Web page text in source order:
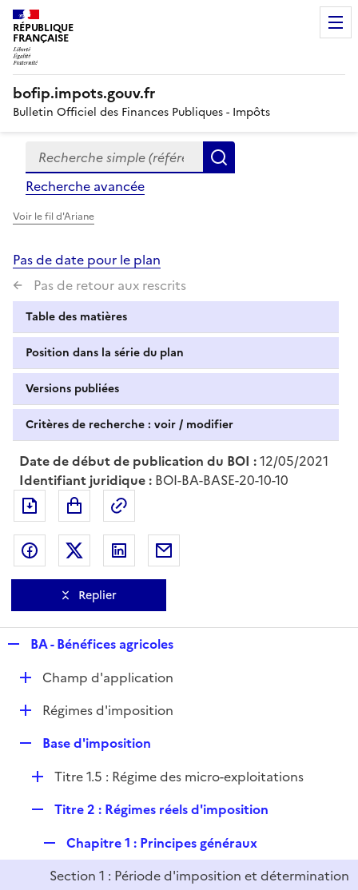
RÉPUBLIQUE
FRANÇAISE
bofip.impots.gouv.fr
Bulletin Officiel des Finances Publiques - Impôts
Formulaire
de
recherche
Recherche simple (références, mots clés, partie du
Recherche avancée
Voir le fil d'Ariane
Pas de date pour le plan
Pas de retour aux rescrits
Table des matières
Position dans la série du plan
Versions publiées
Critères de recherche : voir / modifier
Date de début de publication du BOI :12/05/2021
Identifiant juridique : BOI-BA-BASE-20-10-10
Exporter le document au format pdf
Partager sur Facebook
Partager sur Twitter
Partager sur LinkedIn
Replier
p
l
i
e
BA - Bénéfices agricoles
D
e
Champ d'application
D
l
i
e
Régimes d'imposition
p
r
Base d'imposition
D
e
Titre 1.5 : Régime des micro-exploitations
p
l
Titre 2 : Régimes réels d'imposition
e
p
Chapitre 1 : Principes généraux
Section 1 : Période d'imposition et détermination